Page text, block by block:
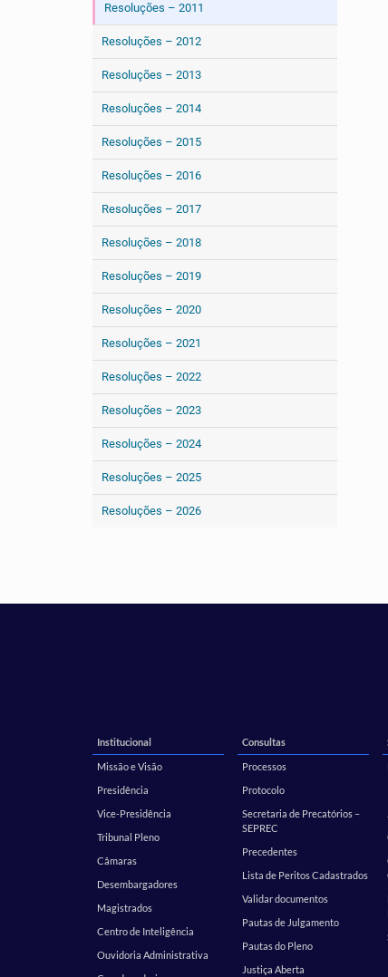
Resoluções – 2011
Resoluções – 2012
Resoluções – 2013
Resoluções – 2014
Resoluções – 2015
Resoluções – 2016
Resoluções – 2017
Resoluções – 2018
Resoluções – 2019
Resoluções – 2020
Resoluções – 2021
Resoluções – 2022
Resoluções – 2023
Resoluções – 2024
Resoluções – 2025
Resoluções – 2026
Institucional
Missão e Visão
Presidência
Vice-Presidência
Tribunal Pleno
Câmaras
Desembargadores
Magistrados
Centro de Inteligência
Ouvidoria Administrativa
Consultas
Processos
Protocolo
Secretaria de Precatórios –
SEPREC
Precedentes
Lista de Peritos Cadastrados
Validar documentos
Pautas de Julgamento
Pautas do Pleno
Justiça Aberta